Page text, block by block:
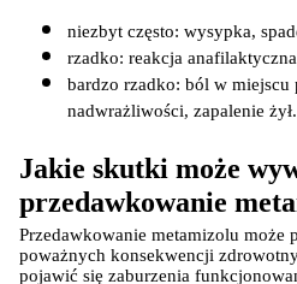
niezbyt często: wysypka,
rzadko: reakcja
bardzo rzadko: ból w
nadwrażliwości, zapalenie żył.
Jakie skutki może
przedawkowanie
Przedawkowanie metamizolu może
poważnych konsekwencji
pojawić się zaburzenia